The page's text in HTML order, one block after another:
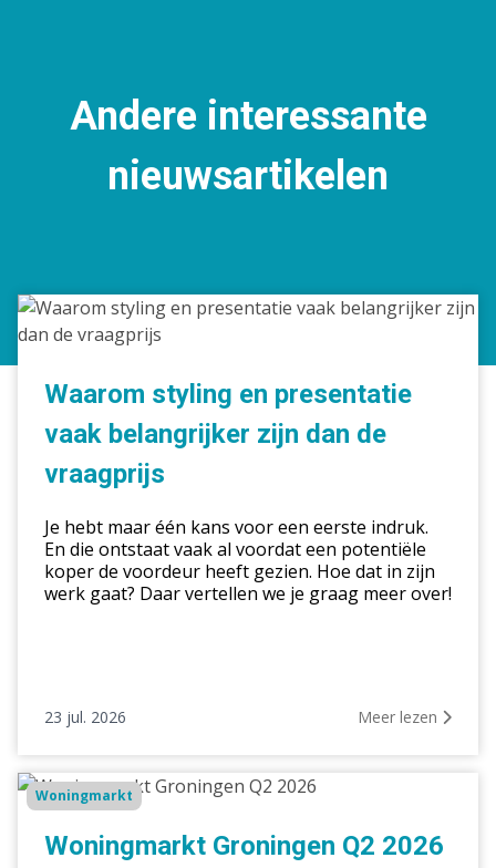
Andere interessante
nieuwsartikelen
Waarom
styling
en
presentatie
belangrijker
zijn
vraagprijs
Waarom styling en presentatie
vaak belangrijker zijn dan de
vraagprijs
Je hebt maar één kans voor een eerste indruk.
En die ontstaat vaak al voordat een potentiële
koper de voordeur heeft gezien. Hoe dat in zijn
werk gaat? Daar vertellen we je graag meer over!
23 jul. 2026 Meer lezen
Woningmarkt
Groningen
Woningmarkt
Woningmarkt Groningen Q2 2026